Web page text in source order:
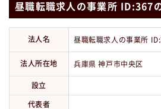
昼職転職求人の事業所 ID:367
法人名 昼職転職求人の事業所
法人所在地 兵庫県 神戸市中央区
設立
代表者